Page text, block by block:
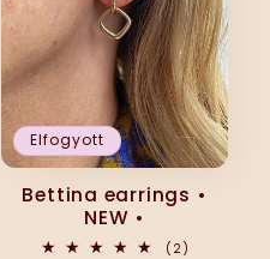
Elfogyott
Bettina earrings •
NEW •
(2)